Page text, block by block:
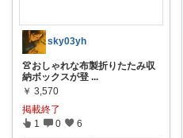
sky03yh
👚おしゃれな布製折りたたみ収
納ボックスが登 ...
￥ 3,570
掲載終了
1 0 6